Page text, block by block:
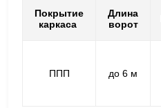
Покрытие
каркаса
Длина
ворот
ППП до 6 м